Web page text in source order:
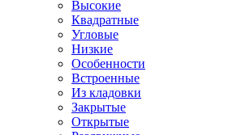
Высокие
Квадратные
Угловые
Низкие
Особенности
Встроенные
Из кладовки
Закрытые
Открытые